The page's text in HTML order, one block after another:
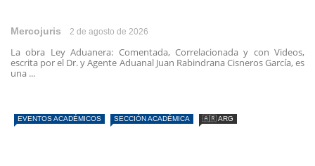
Mercojuris 2 de agosto de 2026
La obra Ley Aduanera: Comentada, Correlacionada y con Videos,
escrita por el Dr. y Agente Aduanal Juan Rabindrana Cisneros García, es
una ...
EVENTOS ACADÉMICOS SECCIÓN ACADÉMICA 🇦🇷 ARG